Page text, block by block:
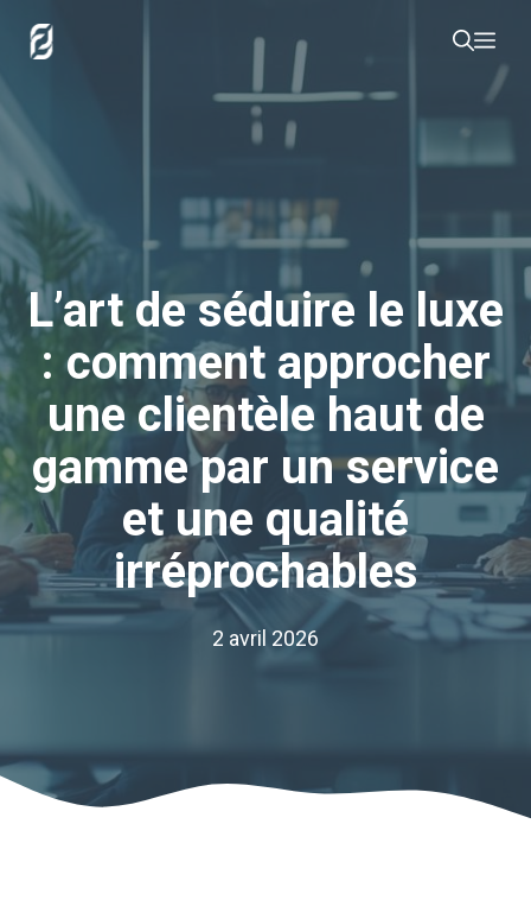
L’art de séduire le luxe
: comment approcher
une clientèle haut de
gamme par un service
et une qualité
irréprochables
2 avril 2026